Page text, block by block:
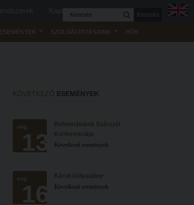
Kapcsolat
Keresés
ESEMÉNYEK SZOLGÁLTATÁSAINK HÖK
KÖVETKEZŐ ESEMÉNYEK
aug.
13
Reformátusok Szárszói
Konferenciája
Következő események
aug.
16
Károli Gólyatábor
Következő események